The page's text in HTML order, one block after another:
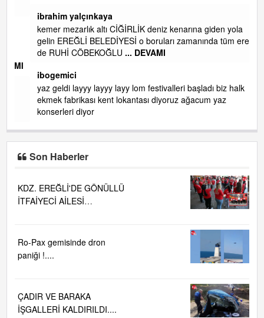
ibrahim yalçınkaya
kemer mezarlık altı CİĞİRLİK deniz kenarına giden yola
gelin EREĞLİ BELEDİYESİ o boruları zamanında tüm ereğli
de RUHİ CÖBEKOĞLU... DEVAMI
ibogemici
yaz geldi layyy layyy layy lom festivalleri başladı biz halk
ekmek fabrikası kent lokantası diyoruz ağacum yaz
konserleri diyor
Son Haberler
KDZ. EREĞLİ'DE GÖNÜLLÜ
İTFAİYECİ AİLESİ
Ro-Pax gemisinde dron
paniği !....
ÇADIR VE BARAKA
İŞGALLERİ KALDIRILDI....